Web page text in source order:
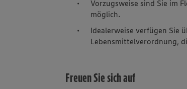
Vorzugsweise sind Sie im
möglich.
Idealerweise verfügen Sie
Lebensmittelverordnung,
Freuen Sie sich auf